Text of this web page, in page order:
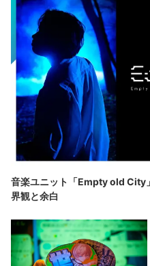
音楽ユニット「Empty old City
界観と余白